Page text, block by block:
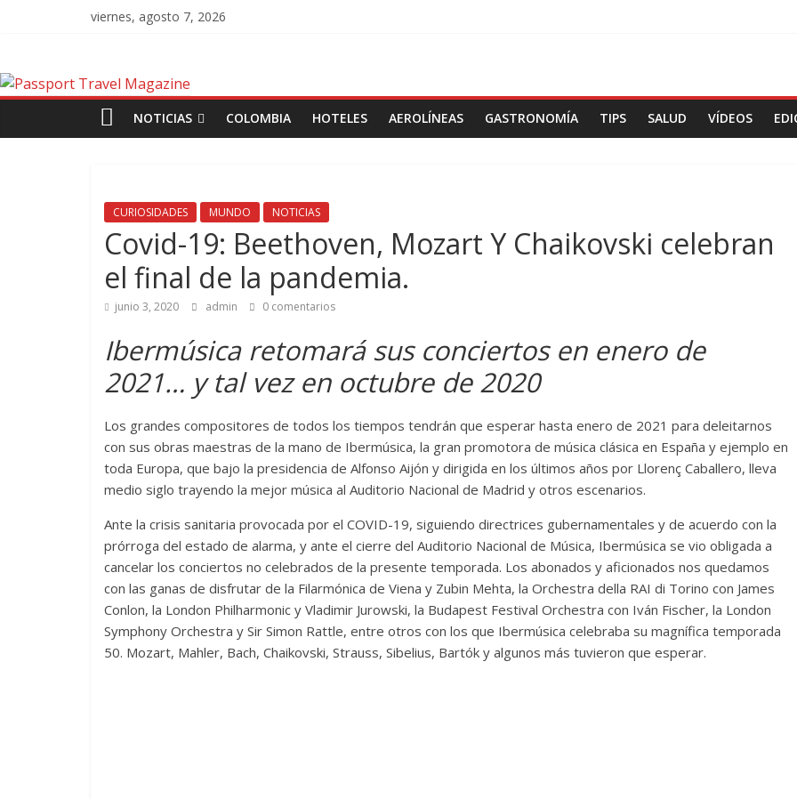
viernes, agosto 7, 2026
NOTICIAS COLOMBIA HOTELES AEROLÍNEAS GASTRONOMÍA TIPS SALUD VÍDEOS
CURIOSIDADES MUNDO NOTICIAS
Covid-19: Beethoven, Mozart Y Chaikovski celebran
el final de la pandemia.
junio 3, 2020 admin 0 comentarios
Ibermúsica retomará sus conciertos en enero de
2021… y tal vez en octubre de 2020
Los grandes compositores de todos los tiempos tendrán que esperar hasta enero de 2021 para deleitarnos
con sus obras maestras de la mano de Ibermúsica, la gran promotora de música clásica en España y ejemplo en
toda Europa, que bajo la presidencia de Alfonso Aijón y dirigida en los últimos años por Llorenç Caballero, lleva
medio siglo trayendo la mejor música al Auditorio Nacional de Madrid y otros escenarios.
Ante la crisis sanitaria provocada por el COVID-19, siguiendo directrices gubernamentales y de acuerdo con la
prórroga del estado de alarma, y ante el cierre del Auditorio Nacional de Música, Ibermúsica se vio obligada a
cancelar los conciertos no celebrados de la presente temporada. Los abonados y aficionados nos quedamos
con las ganas de disfrutar de la Filarmónica de Viena y Zubin Mehta, la Orchestra della RAI di Torino con James
Conlon, la London Philharmonic y Vladimir Jurowski, la Budapest Festival Orchestra con Iván Fischer, la London
Symphony Orchestra y Sir Simon Rattle, entre otros con los que Ibermúsica celebraba su magnífica temporada
50. Mozart, Mahler, Bach, Chaikovski, Strauss, Sibelius, Bartók y algunos más tuvieron que esperar.